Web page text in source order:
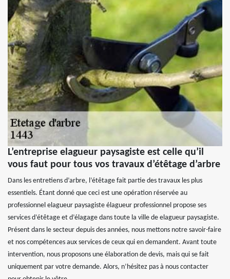
L’entreprise elagueur paysagiste est celle qu’il
vous faut pour tous vos travaux d’étêtage d’arbre
Dans les entretiens d’arbre, l’étêtage fait partie des travaux les plus
essentiels. Étant donné que ceci est une opération réservée au
professionnel elagueur paysagiste élagueur professionnel propose ses
services d’étêtage et d’élagage dans toute la ville de elagueur paysagiste.
Présent dans le secteur depuis des années, nous mettons notre savoir-faire
et nos compétences aux services de ceux qui en demandent. Avant toute
intervention, nous proposons une élaboration de devis, mais qui se fait
uniquement par votre demande. Alors, n’hésitez pas à nous contacter